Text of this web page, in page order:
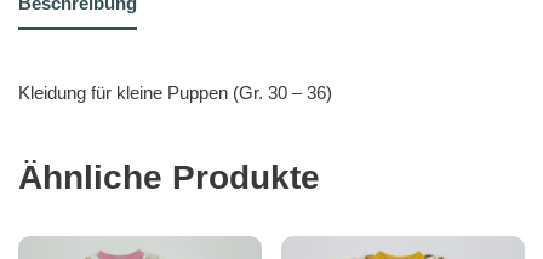
Kleidung für kleine Puppen (Gr. 30 – 36)
Ähnliche Produkte